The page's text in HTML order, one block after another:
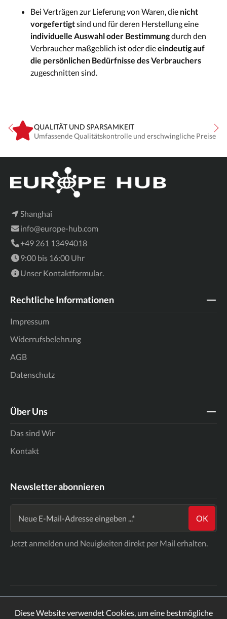
Bei Verträgen zur Lieferung von Waren, die nicht
vorgefertigtsind und für deren Herstellung eine
individuelle Auswahl oder Bestimmungdurch den
Verbraucher maßgeblich ist oder dieeindeutig auf
die persönlichen Bedürfnisse des Verbrauchers
zugeschnitten sind.
QUALITÄT UND SPARSAMKEIT
Umfassende Qualitätskontrolle und erschwingliche Preise
Shanghai
info@europe-hub.com
+49 261 13494018
9:00 bis 16:00 Uhr
Unser Kontaktformular.
Rechtliche Informationen
Impressum
Widerrufsbelehrung
AGB
Datenschutz
Über Uns
Das sind Wir
Kontakt
Newsletter abonnieren
OK
Jetzt anmelden und Neuigkeiten direkt per Mail erhalten.
Diese Website verwendet Cookies, um eine bestmögliche